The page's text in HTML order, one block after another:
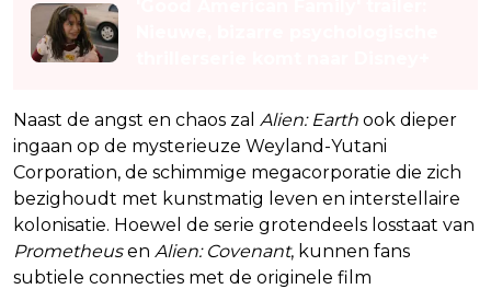
Naast de angst en chaos zal Alien: Earth ook dieper
ingaan op de mysterieuze Weyland-Yutani
Corporation, de schimmige megacorporatie die zich
bezighoudt met kunstmatig leven en interstellaire
kolonisatie. Hoewel de serie grotendeels losstaat van
Prometheusen Alien: Covenant, kunnen fans
subtiele connecties met de originele film